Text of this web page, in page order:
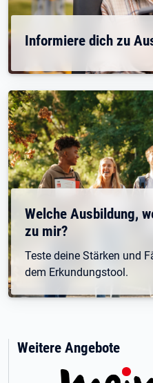
Informiere dich zu
Welche Ausbildung,
zu mir?
Teste deine Stärken und
dem Erkundungstool.
Weitere Angebote